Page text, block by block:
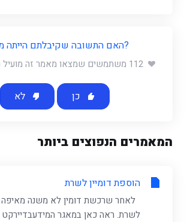
?האם התשובה שקיבלתם הייתה
112 משתמשים שמצאו מאמר זה מועיל (403 הצבעות)
כן לא
המאמרים הנפוצים ביותר
הוספת דומיין לשרת
לאחר שרכשת דומין לא משנה מאיפה
לשרת. ראה כאן במאגר המידעבדיירקט